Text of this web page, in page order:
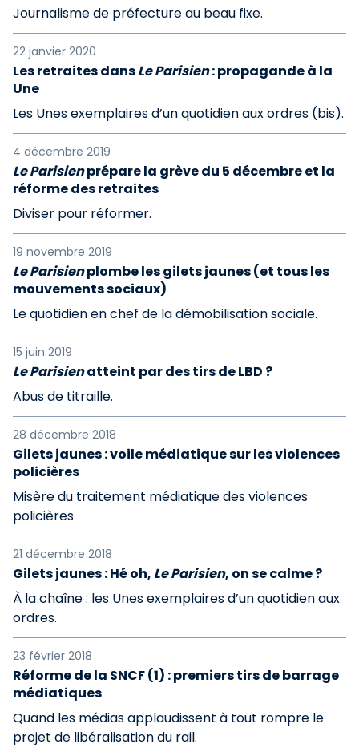
Journalisme de préfecture au beau fixe.
22 janvier 2020
Les retraites dansLe Parisien: propagande à la
Une
Les Unes exemplaires d’un quotidien aux ordres (bis).
4 décembre 2019
Le Parisienprépare la grève du 5 décembre et la
réforme des retraites
Diviser pour réformer.
19 novembre 2019
Le Parisienplombe les gilets jaunes (et tous les
mouvements sociaux)
Le quotidien en chef de la démobilisation sociale.
15 juin 2019
Le Parisienatteint par des tirs de LBD ?
Abus de titraille.
28 décembre 2018
Gilets jaunes : voile médiatique sur les violences
policières
Misère du traitement médiatique des violences
policières
21 décembre 2018
Gilets jaunes : Hé oh, Le Parisien, on se calme ?
À la chaîne : les Unes exemplaires d’un quotidien aux
ordres.
23 février 2018
Réforme de la SNCF (1) : premiers tirs de barrage
médiatiques
Quand les médias applaudissent à tout rompre le
projet de libéralisation du rail.